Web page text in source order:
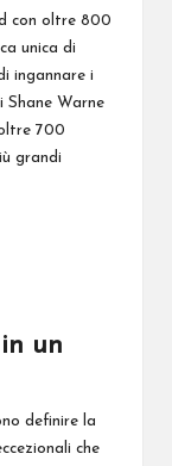
con oltre 800
unica di
ingannare i
Shane Warne
700
grandi
un
definire la
che